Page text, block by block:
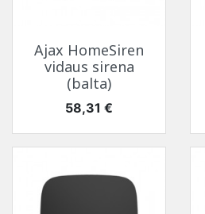
Ajax HomeSiren
vidaus sirena
(balta)
Kaina
58,31 €